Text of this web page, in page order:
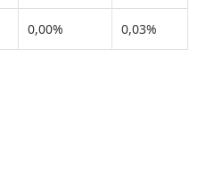
0,00% 0,03%